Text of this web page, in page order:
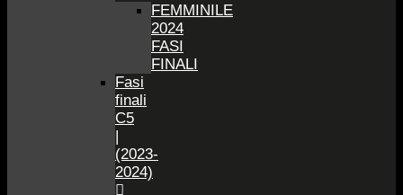
FEMMINILE
2024
FASI
FINALI
Fasi
finali
C5
|
(2023-
2024)